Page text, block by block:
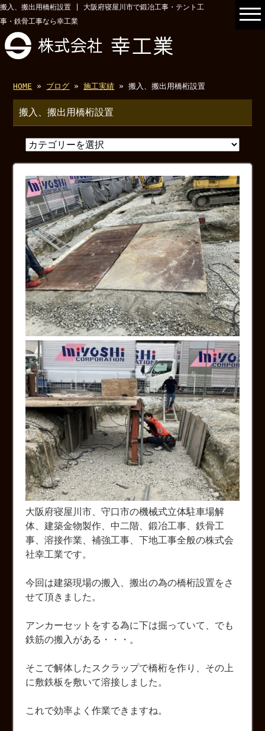
搬入、搬出用橋桁設置 | 大阪府寝屋川市で鍛冶工事・テント工
事・鉄骨工事なら幸工業
HOME » ブログ »施工実績 » 搬入、搬出用橋桁設置
搬入、搬出用橋桁設置
大阪府寝屋川市、守口市の機械式立体駐車場解
体、建築金物製作、中二階、鍛冶工事、鉄骨工
事、溶接作業、補強工事、下地工事全般の株式会
社幸工業です。
今回は建築現場の搬入、搬出の為の橋桁設置をさ
せて頂きました。
アンカーセットをする為に下は掘っていて、でも
鉄筋の搬入がある・・・。
そこで解体したスクラップで橋桁を作り、その上
に敷鉄板を敷いて溶接しました。
これで効率よく作業できますね。